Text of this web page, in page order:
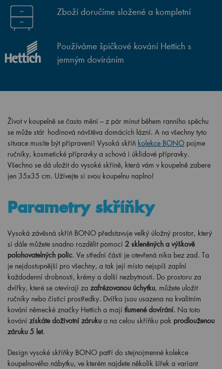
Zboží doručíme složené a kompletní
Používáme špičkové kování Hettich s
jemným dovíráním
Život v koupelně se často mění – z pár minut během ranního spěchu
se může stát hodinová návštěva domácích lázní. A na všechny tyto
situace musíte být připraveni! Vysoká skříň kolekce BONO pojme
ručníky, kosmetické přípravky a schová i úklidové přípravky.
Všechno se dá uložit do vysoké skříně, která vám v koupelně zabere
jen 35x35 cm. Užívejte si svou koupelnu naplno!
Parametry skříňky
Vysoká závěsná skříň BONO představuje velký úložný prostor, který
si dále můžete snadno rozdělit pomocí 2 skleněných a výškově
polohovatelných polic. Ve střední části je otevřená nika bez zad. Ta
je nejdostupnější pro všechny, a tak její místo nejspíš zaplní
každodenní drobnosti, krémy a další nezbytnosti. Do prostoru za
dvířky, které se otevírají za zafrézovanou úchytku, můžete uložit
ručníky nebo čisticí prostředky. Dvířka jsou usazena na kvalitním
kování německé značky Hettich a mají tlumené dovírání. Na toto
kování získáte doživotní záruku a na celou skříňku pak prodlouženou
záruku 5 let.
Design vysoké skříňky BONO patří do stejnojmenné kolekce
koupelnového nábytku, ve kterém najdete několik šířek a variant